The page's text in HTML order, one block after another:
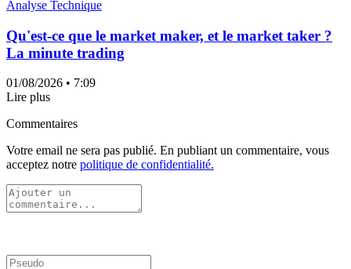
Analyse Technique
Qu'est-ce que le market maker, et le market taker ?
La minute trading
01/08/2026 • 7:09
Lire plus
Commentaires
Votre email ne sera pas publié. En publiant un commentaire, vous
acceptez notre politique de confidentialité.